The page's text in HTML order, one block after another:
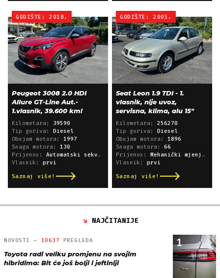
GODIŠTE: 2018.
Peugeot 3008 2.0 HDI
Allure GT-Line Aut.-
1.vlasnik, 39.600 km!
Kilometara: 39590
Tip goriva:
Diesel
Obujam motora: 1997
Snaga motora: 130
Prijenos: Automatski sekvencijski
Vlasnik: prvi
Saznaj više!
GODIŠTE: 2005.
Seat Leon 1.9 TDI - 1.
vlasnik, nije uvoz,
servisna, klima, alu 15"
Kilometara: 256270
Tip goriva:
Diesel
Obujam motora: 1896
Snaga motora: 66
Prijenos:
Mehanički mjenjač
Vlasnik: prvi
Saznaj više!
NAJČITANIJE
1
NOVOSTI — 10637 PREGLEDA
Toyota radi veliku promjenu na svojim
hibridima: Bit će još bolji i jeftiniji